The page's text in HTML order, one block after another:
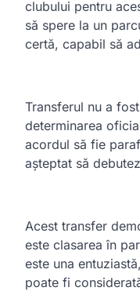
clubului pentru
să spere la un
certă, capabil să
Transferul nu a
determinarea
acordul să fie
așteptat să
Acest transfer
este clasarea în
este una
poate fi